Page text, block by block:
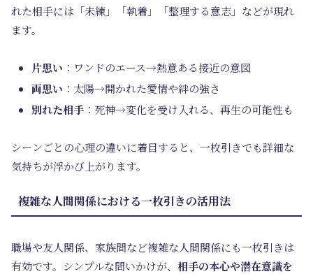
れた相手には「未練」「執着」「整理する意志」などが現れ
ます。
片思い ：ワンドのエース→熱意ある接近の意図
両思い ：太陽→開かれた愛情や絆の強さ
別れた相手 ：死神→変化を受け入れる、再生の可能性も
シーンごとの心理の違いに着目すると、一枚引きでも詳細な
気持ちが浮かび上がります。
複雑な人間関係における一枚引きの活用法
職場や友人関係、家族間など複雑な人間関係にも一枚引きは
有効です。シンプルな問いかけが、 相手の本心や潜在意識を